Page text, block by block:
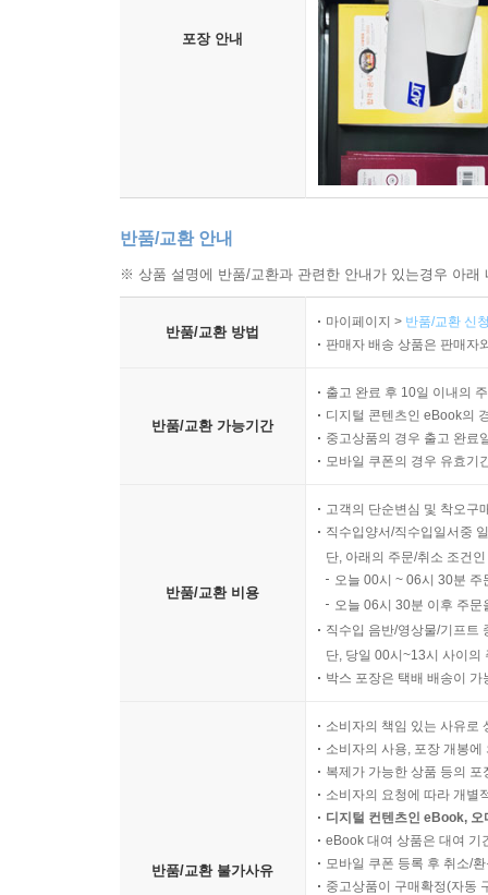
오징어철판구이
미더덕찜
은대구조림
왜? 요걸 몰랐지…
포장 안내
반품/교환 안내
※ 상품 설명에 반품/교환과 관련한 안내가 있는경우 아
반품/교환 방법
마이페이지 > 반품/교환 신
판매자 배송 상품은 판매자
반품/교환 가능기간
출고 완료 후 10일 이내의
디지털 콘텐츠인 eBook의
중고상품의 경우 출고 완료
모바일 쿠폰의 경우 유효기
반품/교환 비용
고객의 단순변심 및 착오구
직수입양서/직수입일서중
단, 아래의 주문/취소 조건
오늘 00시 ~ 06시 30분
오늘 06시 30분 이후 주
직수입 음반/영상물/기프트
단, 당일 00시~13시 사이의
박스 포장은 택배 배송이
반품/교환 불가사유
소비자의 책임 있는 사유로
소비자의 사용, 포장 개봉
복제가 가능한 상품 등의
소비자의 요청에 따라 개별
디지털 컨텐츠인 eBook,
eBook 대여 상품은 대여 기
모바일 쿠폰 등록 후 취소/
중고상품이 구매확정(자동